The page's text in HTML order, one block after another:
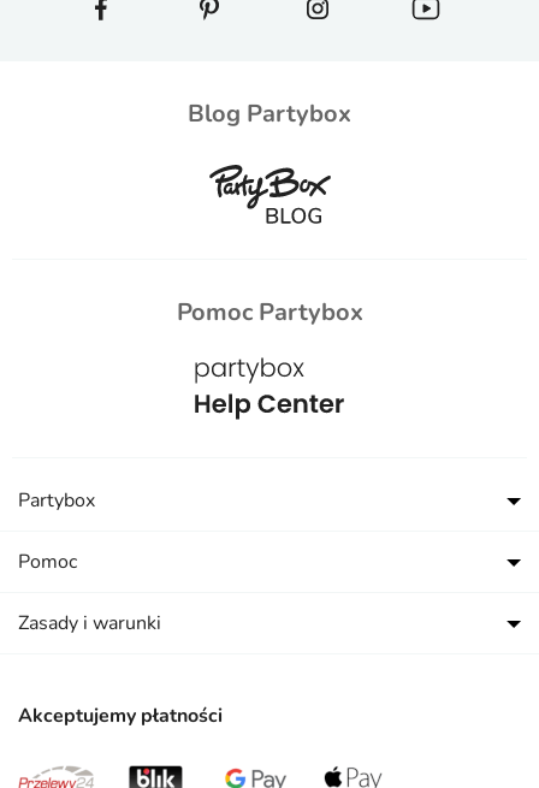
Blog Partybox
Pomoc Partybox
Akceptujemy płatności
Partybox
Pomoc
Zasady i warunki